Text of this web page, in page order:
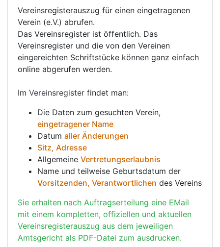
Vereinsregisterauszug für einen eingetragenen
Verein (e.V.) abrufen.
Das Vereinsregister ist öffentlich. Das
Vereinsregister und die von den Vereinen
eingereichten Schriftstücke können ganz einfach
online abgerufen werden.
Im Vereinsregister findet man:
Die Daten zum gesuchten Verein,
eingetragener Name
Datum aller Änderungen
Sitz, Adresse
Allgemeine Vertretungserlaubnis
Name und teilweise Geburtsdatum der
Vorsitzenden, Verantwortlichen des Vereins
Sie erhalten nach Auftragserteilung eine EMail
mit einem kompletten, offiziellen und aktuellen
Vereinsregisterauszug aus dem jeweiligen
Amtsgericht als PDF-Datei zum ausdrucken.